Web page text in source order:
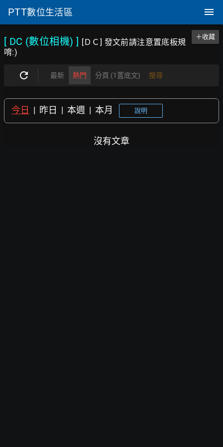
PTT數位生活區
[ DC (數位相機) ]
[ＤＣ] 發文前請注意置底板規
唷:)
＋收藏
最新 熱門 分頁 (1置底文) 搜尋
今日 | 昨日 | 本週 | 本月 說明
沒有文章